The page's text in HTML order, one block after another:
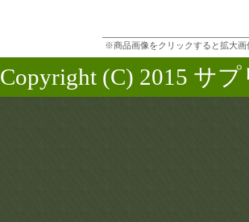
※商品画像をクリックすると拡大
Copyright (C) 2015 サ